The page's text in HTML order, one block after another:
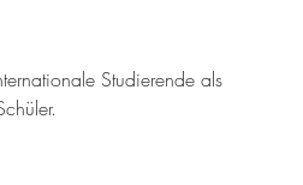
Studierende als